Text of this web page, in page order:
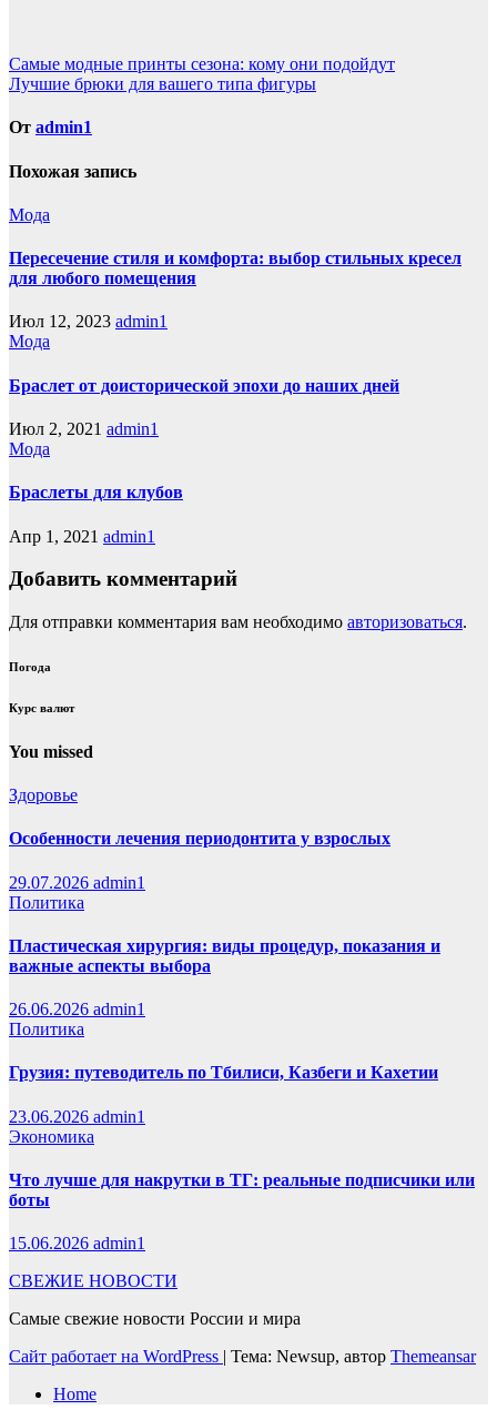
Навигация
по
записям
Самые модные принты сезона: кому они подойдут
Лучшие брюки для вашего типа фигуры
От admin1
Похожая запись
Мода
Пересечение стиля и комфорта: выбор стильных кресел
для любого помещения
Июл 12, 2023 admin1
Мода
Браслет от доисторической эпохи до наших дней
Июл 2, 2021 admin1
Мода
Браслеты для клубов
Апр 1, 2021 admin1
Добавить комментарий
Для отправки комментария вам необходимо авторизоваться.
Погода
Курс валют
You missed
Здоровье
Особенности лечения периодонтита у взрослых
29.07.2026 admin1
Политика
Пластическая хирургия: виды процедур, показания и
важные аспекты выбора
26.06.2026 admin1
Политика
Грузия: путеводитель по Тбилиси, Казбеги и Кахетии
23.06.2026 admin1
Экономика
Что лучше для накрутки в ТГ: реальные подписчики или
боты
15.06.2026 admin1
СВЕЖИЕ НОВОСТИ
Самые свежие новости России и мира
Сайт работает на WordPress | Тема: Newsup, автор Themeansar
Home